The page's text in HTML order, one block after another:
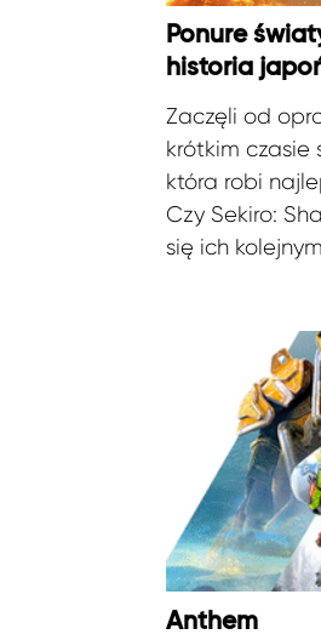
Ponure
historia
Zaczęli od
krótkim czasie
która robi
Czy Sekiro:
się ich
Anthem